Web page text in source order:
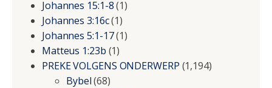
Johannes 15:1-8(1)
Johannes 3:16c(1)
Johannes 5:1-17(1)
Matteus 1:23b (1)
PREKE VOLGENS ONDERWERP (1,194)
Bybel(68)